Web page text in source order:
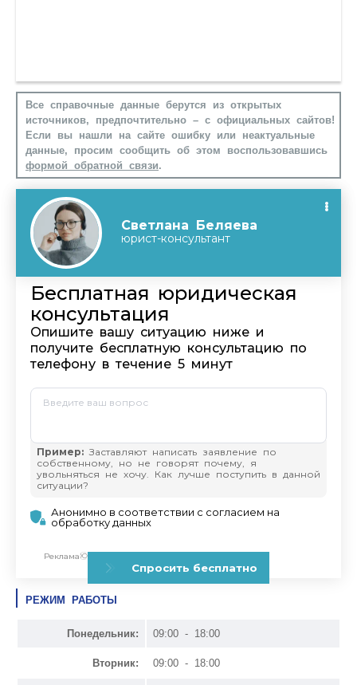
Все справочные данные берутся из открытых
источников, предпочтительно – с официальных сайтов!
Если вы нашли на сайте ошибку или неактуальные
данные, просим сообщить об этом воспользовавшись
формой обратной связи.
РЕЖИМ РАБОТЫ
Понедельник: 09:00 - 18:00
Вторник: 09:00 - 18:00